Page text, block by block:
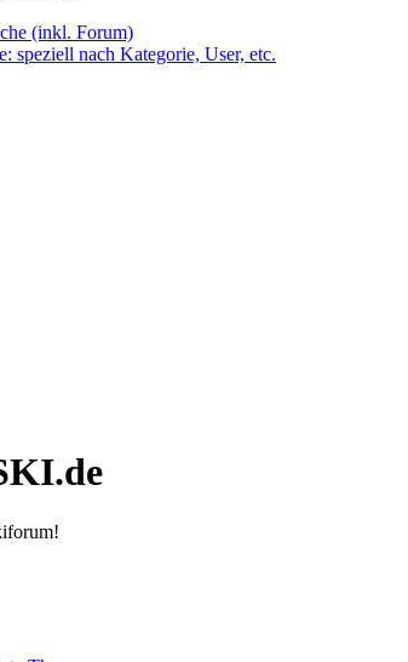
(inkl. Forum)
speziell nach Kategorie, User, etc.